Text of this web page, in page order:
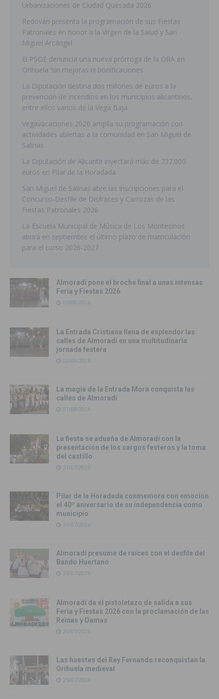
Urbanizaciones de Ciudad Quesada 2026
Redován presenta la programación de sus Fiestas
Patronales en honor a la Virgen de la Salud y San
Miguel Arcángel
El PSOE denuncia una nueva prórroga de la ORA en
Orihuela ‘sin mejoras ni bonificaciones’
La Diputación destina dos millones de euros a la
prevención de incendios en los municipios alicantinos,
entre ellos varios de la Vega Baja
Vegavacaciones 2026 amplía su programación con
actividades abiertas a la comunidad en San Miguel de
Salinas
La Diputación de Alicante inyectará más de 737.000
euros en Pilar de la Horadada
San Miguel de Salinas abre las inscripciones para el
Concurso-Desfile de Disfraces y Carrozas de las
Fiestas Patronales 2026
La Escuela Municipal de Música de Los Montesinos
abrirá en septiembre el último plazo de matriculación
para el curso 2026-2027
Almoradí pone el broche final a unas intensas
Feria y Fiestas 2026
03/08/2026
La Entrada Cristiana llena de esplendor las
calles de Almoradí en una multitudinaria
jornada festera
02/08/2026
La magia de la Entrada Mora conquista las
calles de Almoradí
01/08/2026
La fiesta se adueña de Almoradí con la
presentación de los cargos festeros y la toma
del castillo
31/07/2026
Pilar de la Horadada conmemora con emoción
el 40º aniversario de su independencia como
municipio
31/07/2026
Almoradí presume de raíces con el desfile del
Bando Huertano
26/07/2026
Almoradí da el pistoletazo de salida a sus
Feria y Fiestas 2026 con la proclamación de las
Reinas y Damas
25/07/2026
Las huestes del Rey Fernando reconquistan la
Orihuela medieval
25/07/2026